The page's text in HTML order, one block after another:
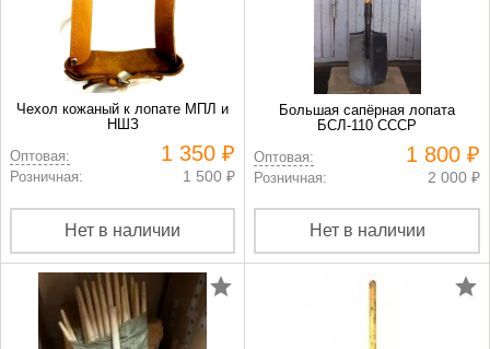
Чехол кожаный к лопате МПЛ и
НШЗ
Оптовая:
1 350 ₽
Розничная: 1 500 ₽
Нет в наличии
Большая сапёрная лопата
БСЛ-110 СССР
Оптовая:
1 800 ₽
Розничная: 2 000 ₽
Нет в наличии